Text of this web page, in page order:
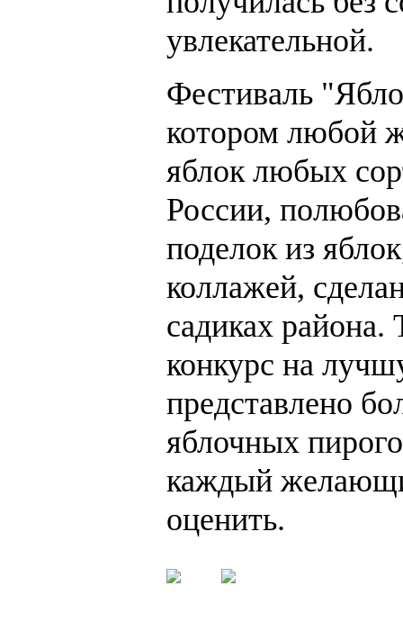
увлекательной.
Фестиваль
котором любой
яблок любых
России,
поделок из
коллажей,
садиках
конкурс на
представлено
яблочных
каждый
оценить.